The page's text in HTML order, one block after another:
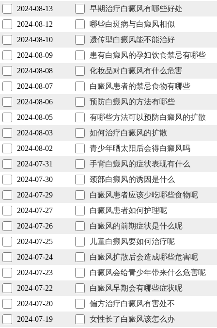
2024-08-13
早期治疗白癜风有哪些好处
2024-08-12
哪些白斑病与白癜风相似
2024-08-10
遗传型白癜风能不能治好
2024-08-09
患有白癜风的孕妇饮食禁忌有哪些
2024-08-08
化妆品对白癜风有什么危害
2024-08-07
白癜风患者的禁忌食物有哪些
2024-08-06
预防白癜风的方法有哪些
2024-08-05
有哪些方法可以预防白癜风的扩散
2024-08-03
如何治疗白癜风的扩散
2024-08-02
青少年晒太阳后会得白癜风吗
2024-07-31
手背白癜风的症状表现有什么
2024-07-30
颈部白癜风的诱因是什么
2024-07-29
白癜风患者应该少吃哪些食物呢
2024-07-27
白癜风患者如何护理呢
2024-07-26
白癜风的前期症状是什么呢
2024-07-25
儿童白癜风要如何治疗呢
2024-07-24
白癜风扩散后会造成哪些危害呢
2024-07-23
白癜风会给青少年带来什么危害呢
2024-07-22
白癜风早期会有哪些症状呢
2024-07-20
偏方治疗白癜风有害处不
2024-07-19
女性长了白癜风该怎么办